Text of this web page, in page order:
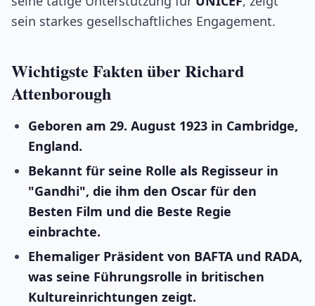
sein starkes gesellschaftliches Engagement.
Wichtigste Fakten über Richard
Attenborough
Geboren am 29. August 1923 in Cambridge,
England.
Bekannt für seine Rolle als Regisseur in
"Gandhi", die ihm den Oscar für den
Besten Film und die Beste Regie
einbrachte.
Ehemaliger Präsident von BAFTA und RADA,
was seine Führungsrolle in britischen
Kultureinrichtungen zeigt.